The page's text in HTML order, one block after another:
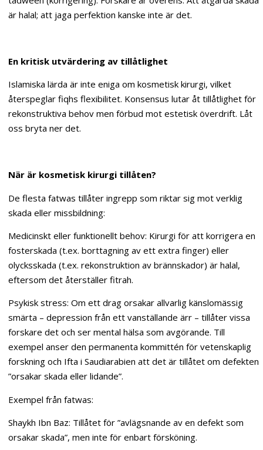
är halal; att jaga perfektion kanske inte är det.
En kritisk utvärdering av tillåtlighet
Islamiska lärda är inte eniga om kosmetisk kirurgi, vilket
återspeglar fiqhs flexibilitet. Konsensus lutar åt tillåtlighet för
rekonstruktiva behov men förbud mot estetisk överdrift. Låt
oss bryta ner det.
När är kosmetisk kirurgi tillåten?
De flesta fatwas tillåter ingrepp som riktar sig mot verklig
skada eller missbildning:
Medicinskt eller funktionellt behov: Kirurgi för att korrigera en
fosterskada (t.ex. borttagning av ett extra finger) eller
olycksskada (t.ex. rekonstruktion av brännskador) är halal,
eftersom det återställer fitrah.
Psykisk stress: Om ett drag orsakar allvarlig känslomässig
smärta – depression från ett vanställande ärr – tillåter vissa
forskare det och ser mental hälsa som avgörande. Till
exempel anser den permanenta kommittén för vetenskaplig
forskning och Ifta i Saudiarabien att det är tillåtet om defekten
”orsakar skada eller lidande”.
Exempel från fatwas:
Shaykh Ibn Baz: Tillåtet för ”avlägsnande av en defekt som
orsakar skada”, men inte för enbart försköning.